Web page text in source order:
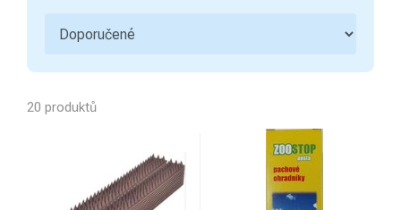
20 produktů
Zahradní kolečka a vozíky